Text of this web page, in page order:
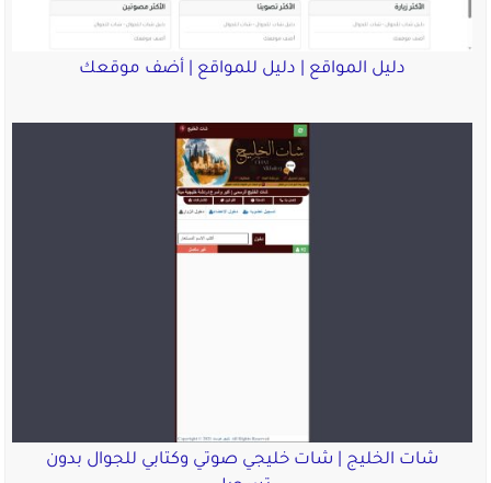
دليل المواقع | دليل للمواقع | أضف موقعك
شات الخليج | شات خليجي صوتي وكتابي للجوال بدون